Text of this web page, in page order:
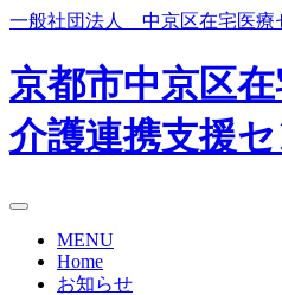
Skip
content
一般社団法人 中京区在宅医療
京都市中京区在
介護連携支援
MENU
Home
お知らせ